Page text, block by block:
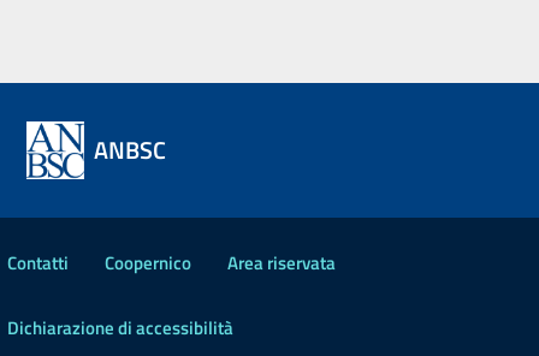
ANBSC
Contatti Coopernico Area riservata
Dichiarazione di accessibilità